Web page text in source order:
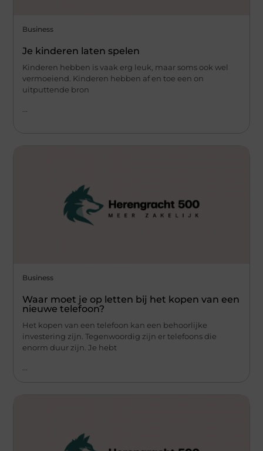
Business
Je kinderen laten spelen
Kinderen hebben is vaak erg leuk, maar soms ook wel
vermoeiend. Kinderen hebben af en toe een on
uitputtende bron
...
Business
Waar moet je op letten bij het kopen van een
nieuwe telefoon?
Het kopen van een telefoon kan een behoorlijke
investering zijn. Tegenwoordig zijn er telefoons die
enorm duur zijn. Je hebt